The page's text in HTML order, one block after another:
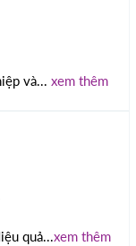
và... xem thêm
quả...xem thêm